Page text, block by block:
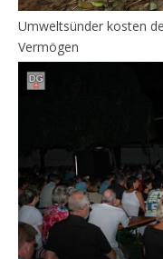
Umweltsünder kosten
Vermögen